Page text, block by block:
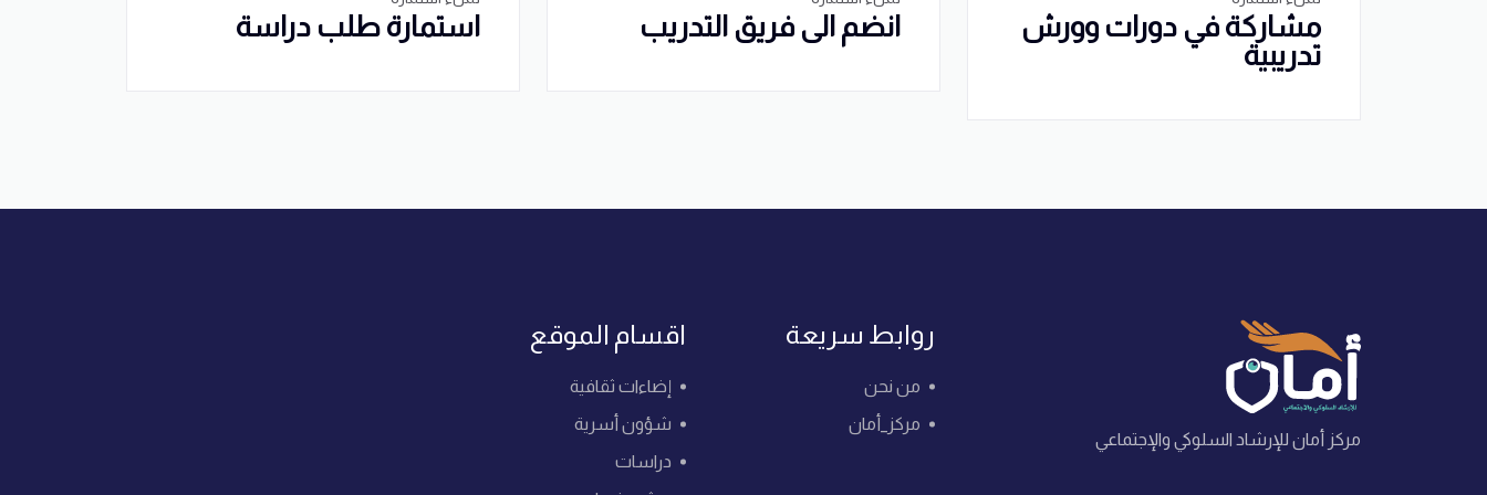
مشاركة في دورات وورش
تدريبية
انضم الى فريق التدريب استمارة طلب دراسة
مركز أمان للإرشاد السلوكي والإجتماعي
روابط سريعة
من نحن
مركز_أمان
اقسام الموقع
إضاءات ثقافية
شؤون أسرية
دراسات